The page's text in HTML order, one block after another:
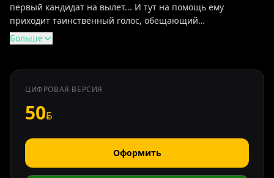
первый кандидат на вылет... И тут на помощь ему
приходит таинственный голос, обещающий…
Больше
ЦИФРОВАЯ ВЕРСИЯ
50
Оформить